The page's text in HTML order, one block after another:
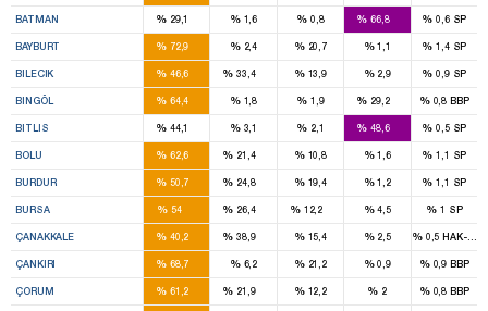
BATMAN %29,1 %1,6 % 0,8 % 66,8 % 0,6 SP
BAYBURT %72,9 %2,4 %20,7 %1,1 % 1,4 SP
BILECIK %46,6 % 33,4 %13,9 %2,9 % 0,9 SP
BINGÖL %64,4 %1,8 % 1,9 % 29,2 %0,8BBP
BITLIS %44,1 %3,1 % 2,1 % 48,6 % 0,5 SP
BOLU %62,6 % 21,4 %10,8 %1,6 % 1,1 SP
BURDUR %50,7 % 24,8 %19,4 %1,2 % 1,1 SP
BURSA % 54 % 26,4 %12,2 %4,5 %1 SP
ÇANAKKALE %40,2 % 38,9 %15,4 %2,5 %0,5HAK-PAR
ÇANKIRI %68,7 %6,2 %21,2 %0,9 %0,9BBP
ÇORUM %61,2 % 21,9 %12,2 % 2 %0,8BBP